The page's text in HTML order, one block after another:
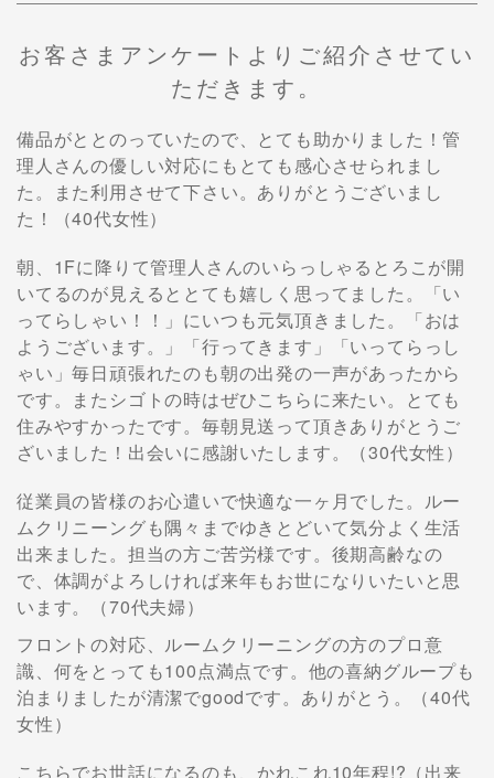
お客さまアンケートよりご紹介させてい
ただきます。
備品がととのっていたので、とても助かりました！管
理人さんの優しい対応にもとても感心させられまし
た。また利用させて下さい。ありがとうございまし
た！（40代女性）
朝、1Fに降りて管理人さんのいらっしゃるとろこが開
いてるのが見えるととても嬉しく思ってました。「い
ってらしゃい！！」にいつも元気頂きました。「おは
ようございます。」「行ってきます」「いってらっし
ゃい」毎日頑張れたのも朝の出発の一声があったから
です。またシゴトの時はぜひこちらに来たい。とても
住みやすかったです。毎朝見送って頂きありがとうご
ざいました！出会いに感謝いたします。（30代女性）
従業員の皆様のお心遣いで快適な一ヶ月でした。ルー
ムクリニーングも隅々までゆきとどいて気分よく生活
出来ました。担当の方ご苦労様です。後期高齢なの
で、体調がよろしければ来年もお世になりいたいと思
います。（70代夫婦）
フロントの対応、ルームクリーニングの方のプロ意
識、何をとっても100点満点です。他の喜納グループも
泊まりましたが清潔でgoodです。ありがとう。（40代
女性）
こちらでお世話になるのも、かれこれ10年程!?（出来